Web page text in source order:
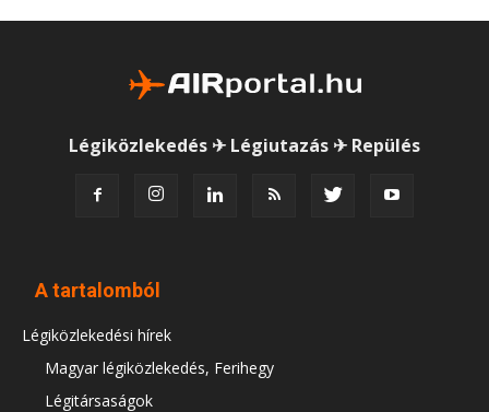
Légiközlekedés ✈ Légiutazás ✈ Repülés
A tartalomból
Légiközlekedési hírek
Magyar légiközlekedés, Ferihegy
Légitársaságok